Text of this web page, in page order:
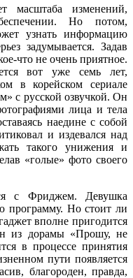
масштаба изменений,
Но потом,
узнать информацию
задумывается. Задав
что не очень приятное.
вот уже семь лет,
в корейском сериале
с русской озвучкой. Он
лица и тела
наедине с собой
и издевался над
такого унижения и
«голые» фото своего
с Фриджем. Девушка
программу. Но стоит ли
вполне пригодится
из дорамы «Прошу, не
в процессе принятия
пути появляется
благороден, правда,